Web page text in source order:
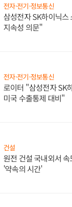
전자·전기·정보통신
삼성전자 SK하이닉
지속성 의문"
전자·전기·정보통신
로이터 "삼성전자 SK
미국 수출통제 대비"
건설
원전 건설 국내외서
'약속의 시간'